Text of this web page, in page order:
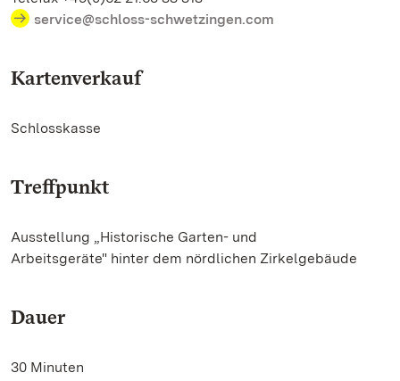
service@schloss-schwetzingen.com
Kartenverkauf
Schlosskasse
Treffpunkt
Ausstellung „Historische Garten- und
Arbeitsgeräte" hinter dem nördlichen Zirkelgebäude
Dauer
30 Minuten